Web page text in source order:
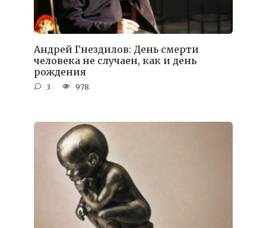
Андрей Гнездилов: День смерти
человека не случаен, как и день
рождения
3 978